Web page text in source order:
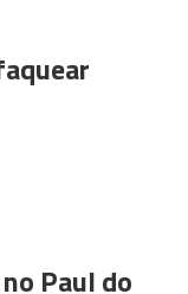
Paul do